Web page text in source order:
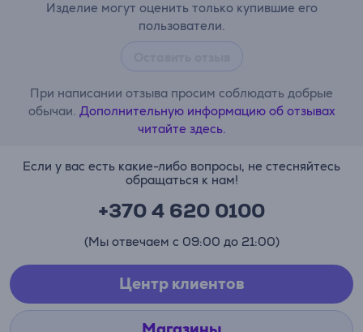
Изделие могут оценить только купившие его
пользователи.
При написании отзыва просим соблюдать добрые
обычаи. Дополнительную информацию об отзывах
читайте здесь.
Если у вас есть какие-либо вопросы, не стесняйтесь
обращаться к нам!
+370 4 620 0100
(Мы отвечаем с 09:00 до 21:00)
Центр клиентов